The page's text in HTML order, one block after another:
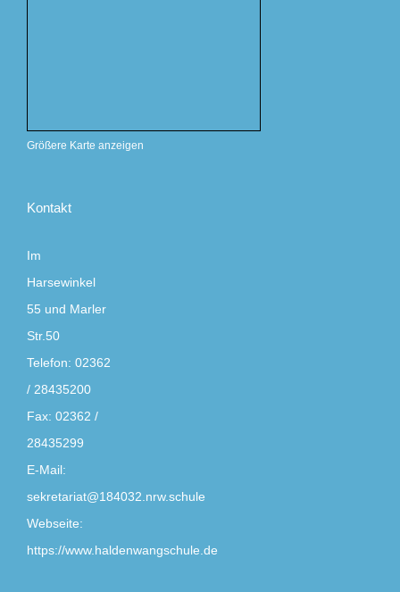
Größere Karte anzeigen
Kontakt
Im
Harsewinkel
55 und Marler
Str.50
Telefon: 02362
/ 28435200
Fax: 02362 /
28435299
E-Mail:
sekretariat@184032.nrw.schule
Webseite:
https://www.haldenwangschule.de